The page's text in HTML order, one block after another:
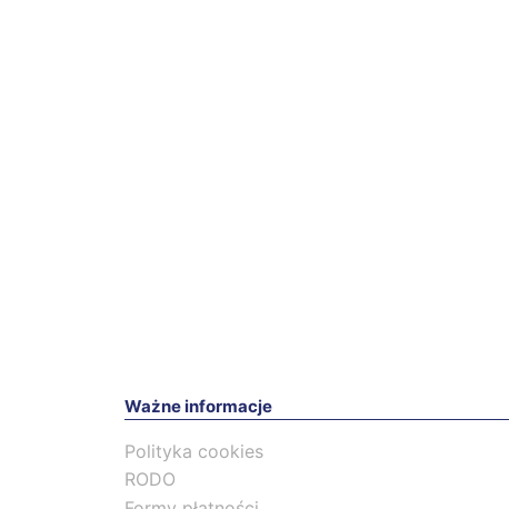
Ważne informacje
Polityka cookies
RODO